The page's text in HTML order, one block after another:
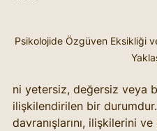
Psikolojide Özgüven Eksikliği
ni yetersiz, değersiz veya
ilişkilendirilen bir
davranışlarını, ilişkilerini